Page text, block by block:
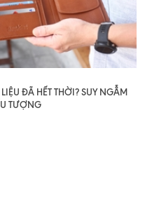
ĐÃ HẾT THỜI? SUY NGẪM
TƯỢNG